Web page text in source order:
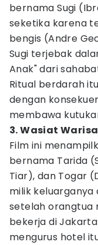
bernama Sugi
seketika karena
bengis (Andre
Sugi terjebak
Anak" dari
Ritual berdarah
dengan
membawa
3. Wasiat
Film ini
bernama Tarida
Tiar), dan Togar
milik
setelah orangtua
bekerja di
mengurus hotel